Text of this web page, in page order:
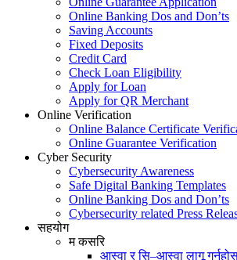
Online Banking Dos and Don’ts
Saving Accounts
Fixed Deposits
Credit Card
Check Loan Eligibility
Apply for Loan
Apply for QR Merchant
Online Verification
Online Balance Certificate
Online Guarantee Verification
Cyber Security
Cybersecurity Awareness
Safe Digital Banking Templates
Online Banking Dos and Don’ts
Cybersecurity related Press
सहयोग
म कसरि
आस्वा र सि–आस्वा लागू